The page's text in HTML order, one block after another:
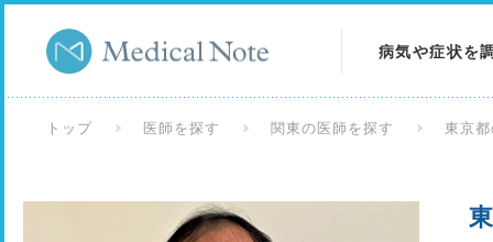
病気や症状を
検査を調べる
トップ 医師を探す 関東の医師を探す 東京